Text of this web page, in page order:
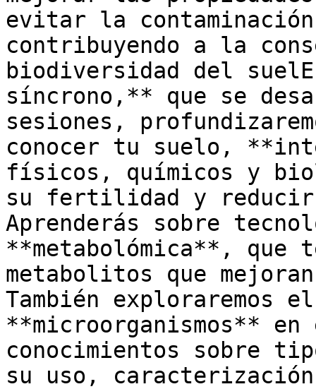
evitar la
contribuyendo a la
biodiversidad del
síncrono,** que se
sesiones,
conocer tu suelo,
físicos, químicos y
su fertilidad y reducir
Aprenderás sobre
**metabolómica**,
metabolitos que
También exploraremos
**microorganismos**
conocimientos sobre
su uso,